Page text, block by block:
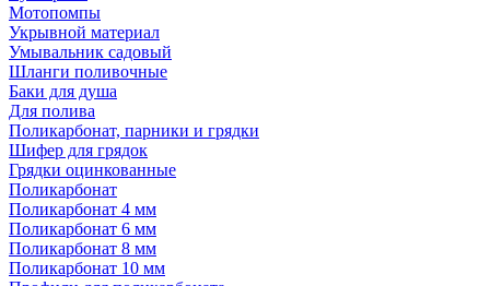
Мотопомпы
Укрывной материал
Умывальник садовый
Шланги поливочные
Баки для душа
Для полива
Поликарбонат, парники и грядки
Шифер для грядок
Грядки оцинкованные
Поликарбонат
Поликарбонат 4 мм
Поликарбонат 6 мм
Поликарбонат 8 мм
Поликарбонат 10 мм